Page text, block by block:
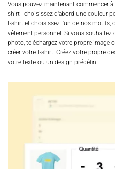
Vous pouvez maintenant commencer
shirt - choisissez d'abord une couleur
t-shirt et choisissez l'un de nos motifs,
vêtement personnel. Si vous
photo, téléchargez votre propre image
créer votre t-shirt. Créez votre propre
votre texte ou un design prédéfini.